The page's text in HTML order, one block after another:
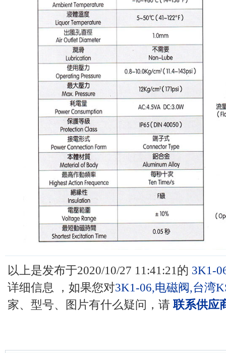
以上是发布于2020/10/27 11:41:21的 3K1-
详细信息 ，如果您对3K1-06,电磁阀,台湾
家、型号、图片有什么疑问，请联系供应